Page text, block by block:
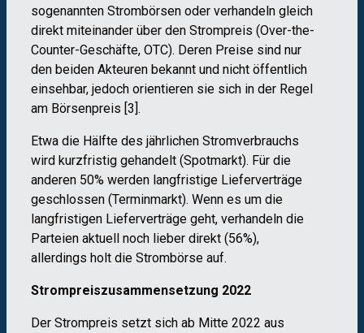
sogenannten Strombörsen oder verhandeln gleich
direkt miteinander über den Strompreis (Over-the-
Counter-Geschäfte, OTC). Deren Preise sind nur
den beiden Akteuren bekannt und nicht öffentlich
einsehbar, jedoch orientieren sie sich in der Regel
am Börsenpreis [3].
Etwa die Hälfte des jährlichen Stromverbrauchs
wird kurzfristig gehandelt (Spotmarkt). Für die
anderen 50% werden langfristige Lieferverträge
geschlossen (Terminmarkt). Wenn es um die
langfristigen Lieferverträge geht, verhandeln die
Parteien aktuell noch lieber direkt (56%),
allerdings holt die Strombörse auf.
Strompreiszusammensetzung 2022
Der Strompreis setzt sich ab Mitte 2022 aus